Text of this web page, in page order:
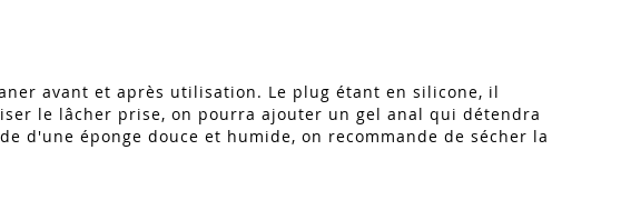
avant et après utilisation. Le plug étant en silicone, il
le lâcher prise, on pourra ajouter un gel anal qui détendra
d'une éponge douce et humide, on recommande de sécher la